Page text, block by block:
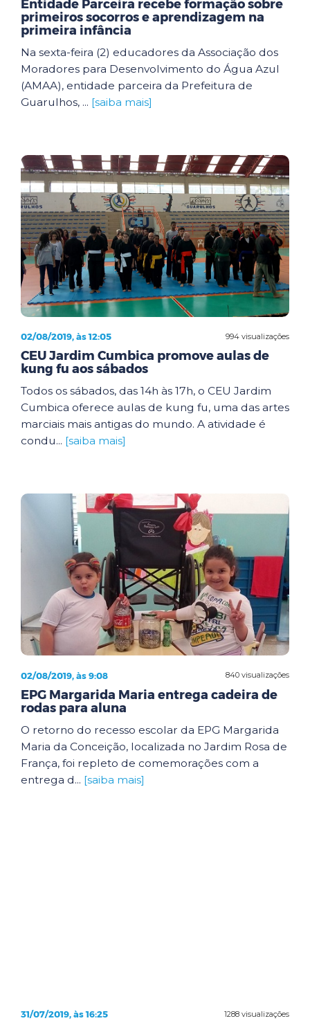
Entidade Parceira recebe formação sobre
primeiros socorros e aprendizagem na
primeira infância
Na sexta-feira (2) educadores da Associação dos
Moradores para Desenvolvimento do Água Azul
(AMAA), entidade parceira da Prefeitura de
Guarulhos, ... [saiba mais]
994 visualizações
02/08/2019, às 12:05
CEU Jardim Cumbica promove aulas de
kung fu aos sábados
Todos os sábados, das 14h às 17h, o CEU Jardim
Cumbica oferece aulas de kung fu, uma das artes
marciais mais antigas do mundo. A atividade é
condu... [saiba mais]
840 visualizações
02/08/2019, às 9:08
EPG Margarida Maria entrega cadeira de
rodas para aluna
O retorno do recesso escolar da EPG Margarida
Maria da Conceição, localizada no Jardim Rosa de
França, foi repleto de comemorações com a
entrega d... [saiba mais]
1288 visualizações
31/07/2019, às 16:25